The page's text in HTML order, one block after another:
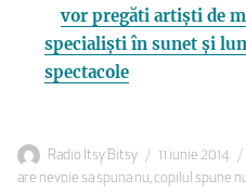
vor pregăti artiști de
specialiști în sunet și
spectacole
Autor
Radio Itsy Bitsy
Publicat
pe
11 iunie 2014
are nevoie sa spuna nu,copilul spune